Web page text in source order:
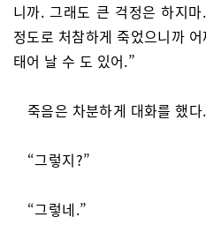
니까. 그래도 큰 걱정은 하지
정도로 처참하게 죽었으니까
태어 날 수 도 있어.”
죽음은 차분하게 대화를 했다.
“그렇지?”
“그렇네.”